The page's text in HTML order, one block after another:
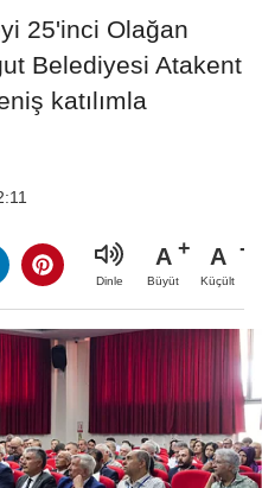
25'inci Olağan
Belediyesi Atakent
katılımla
Dinle
A
Büyüt
A
Küçült